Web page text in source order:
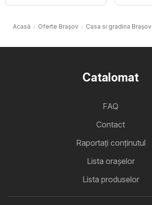
Acasă Oferte Brașov Casa si gradina Brașov
Catalomat
FAQ
Contact
Raportați conținutul
Lista oraşelor
Lista produselor